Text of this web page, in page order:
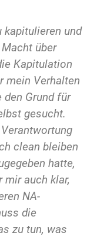
kapitulieren und
über
Kapitulation
mein Verhalten
den Grund für
gesucht.
clean bleiben
hatte,
auch klar,
NA-
die
zu tun, was